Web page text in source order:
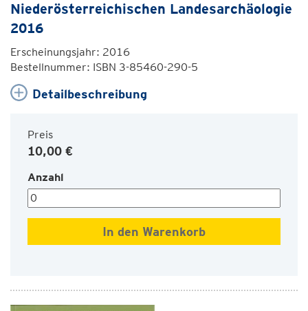
Niederösterreichischen Landesarchäologie
2016
Erscheinungsjahr: 2016
Bestellnummer: ISBN 3-85460-290-5
Detailbeschreibung
Preis
10,00 €
Anzahl